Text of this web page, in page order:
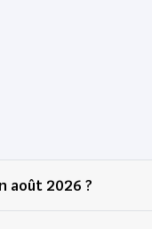
août 2026 ?